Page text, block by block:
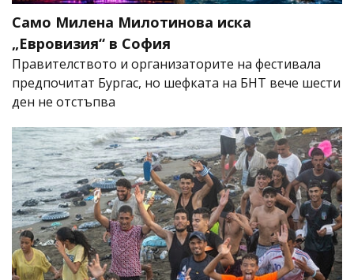
Само Милена Милотинова иска
„Евровизия“ в София
Правителството и организаторите на фестивала
предпочитат Бургас, но шефката на БНТ вече шести
ден не отстъпва